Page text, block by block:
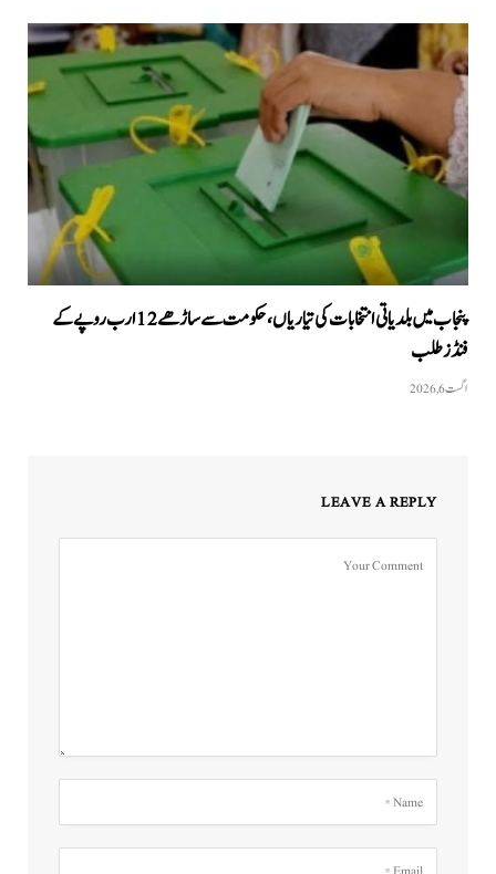
پنجاب میں بلدیاتی انتخابات کی تیاریاں، حکومت سے ساڑھے 12 ارب روپے کے
فنڈز طلب
اگست 6, 2026
LEAVE A REPLY